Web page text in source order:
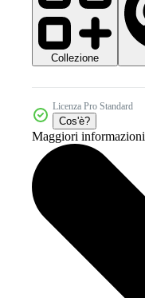
Collezione
Licenza Pro Standard
Cos'è?
Maggiori informazioni